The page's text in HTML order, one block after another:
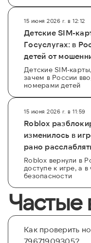
15 июня 2026 г. в 12:12
Детские SIM-
Госуслугах: в
детей от
Детские SIM-
зачем в России
номерами детей
15 июня 2026 г. в 11:59
Roblox
изменилось в
рано
Roblox вернули в
доступе к игре, а
безопасности
Частые
Как проверить
79671909305?